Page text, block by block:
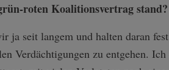
roten Koalitionsvertrag stand?
ja seit langem und halten daran
Verdächtigungen zu entgehen.